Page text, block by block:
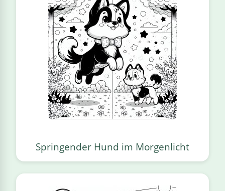
Springender Hund im Morgenlicht